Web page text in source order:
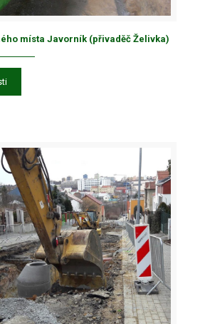
místa Javorník (přivaděč Želivka)